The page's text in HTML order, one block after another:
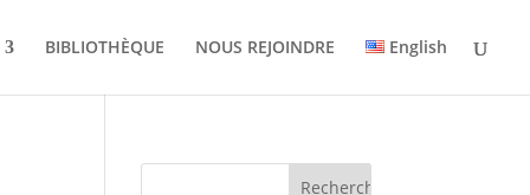
BIBLIOTHÈQUE NOUS REJOINDRE English